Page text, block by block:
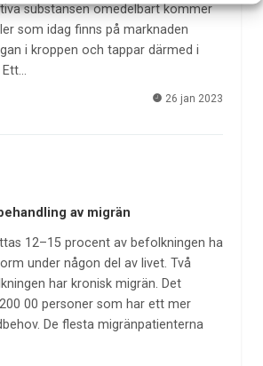
substansen omedelbart kommer
som idag finns på marknaden
i kroppen och tappar därmed i
26 jan 2023
av migrän
12–15 procent av befolkningen ha
under någon del av livet. Två
har kronisk migrän. Det
00 personer som har ett mer
De flesta migränpatienterna